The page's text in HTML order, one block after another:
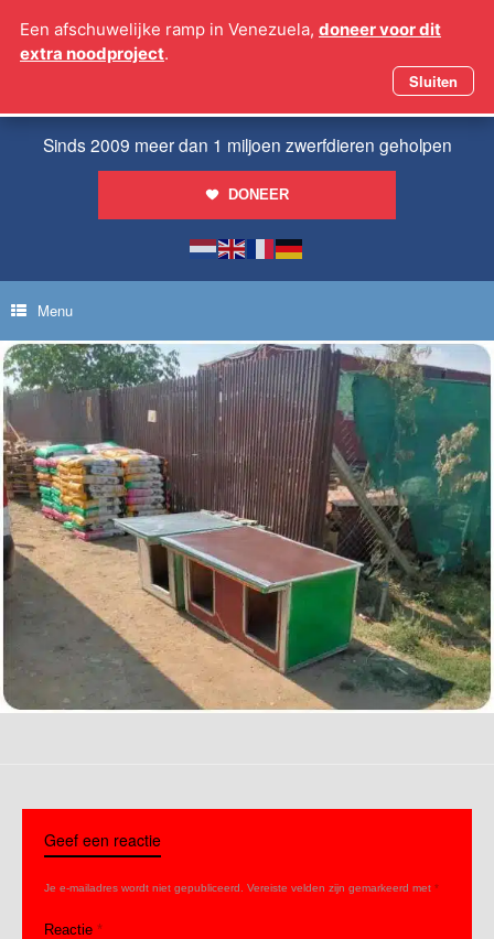
naar
Sinds 2009 meer dan 1 miljoen zwerfdieren geholpen
DONEER
Menu
Geef een reactie
Je e-mailadres wordt niet gepubliceerd. Vereiste velden zijn gemarkeerd met *
Reactie *
Een afschuwelijke ramp in Venezuela, doneer voor dit
extra noodproject.
Sluiten